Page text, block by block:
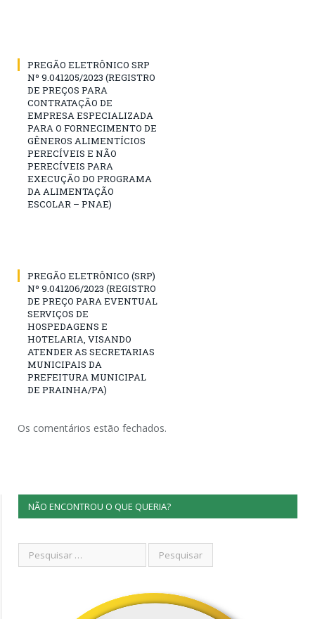
PREGÃO ELETRÔNICO SRP
Nº 9.041205/2023 (REGISTRO
DE PREÇOS PARA
CONTRATAÇÃO DE
EMPRESA ESPECIALIZADA
PARA O FORNECIMENTO DE
GÊNEROS ALIMENTÍCIOS
PERECÍVEIS E NÃO
PERECÍVEIS PARA
EXECUÇÃO DO PROGRAMA
DA ALIMENTAÇÃO
ESCOLAR – PNAE)
PREGÃO ELETRÔNICO (SRP)
Nº 9.041206/2023 (REGISTRO
DE PREÇO PARA EVENTUAL
SERVIÇOS DE
HOSPEDAGENS E
HOTELARIA, VISANDO
ATENDER AS SECRETARIAS
MUNICIPAIS DA
PREFEITURA MUNICIPAL
DE PRAINHA/PA)
Os comentários estão fechados.
NÃO ENCONTROU O QUE QUERIA?